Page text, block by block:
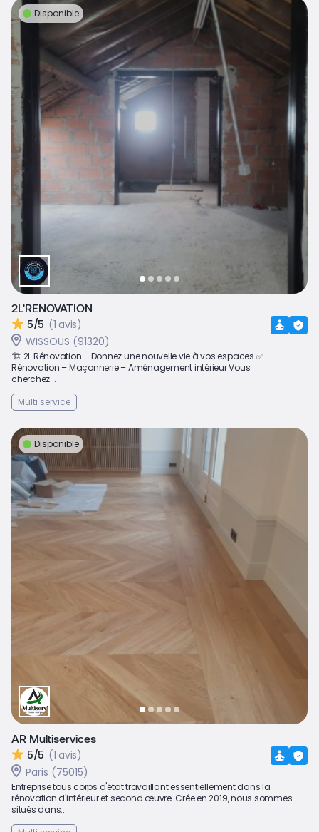
Disponible
2L'RENOVATION
5/5 (1 avis)
WISSOUS (91320)
🏗️ 2L Rénovation – Donnez une nouvelle vie à vos espaces ✅
Rénovation – Maçonnerie – Aménagement intérieur Vous
cherchez...
Multi service
Disponible
AR Multiservices
5/5 (1 avis)
Paris (75015)
Entreprise tous corps d'état travaillant essentiellement dans la
rénovation d'intérieur et second œuvre. Crée en 2019, nous sommes
situés dans...